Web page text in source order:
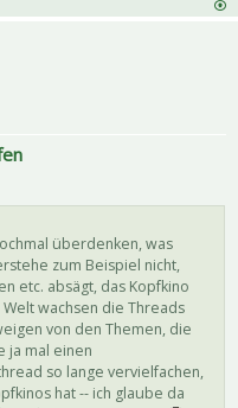
überdenken, was
zum Beispiel nicht,
etc. absägt, das Kopfkino
wachsen die Threads
von den Themen, die
ja mal einen
so lange vervielfachen,
hat -- ich glaube da